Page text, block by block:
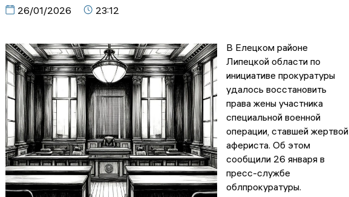
26/01/2026 23:12
В Елецком районе
Липецкой области по
инициативе прокуратуры
удалось восстановить
права жены участника
специальной военной
операции, ставшей жертвой
афериста. Об этом
сообщили 26 января в
пресс-службе
облпрокуратуры.